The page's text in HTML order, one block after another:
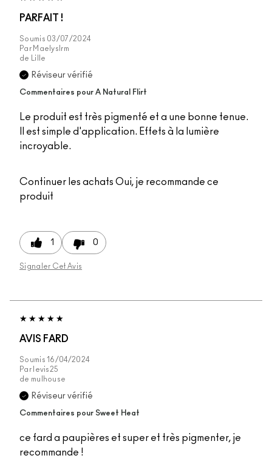
PARFAIT !
Soumis 03/07/2024
Par Maelyslrm
de
Lille
Réviseur vérifié
Commentaires pour A Natural Flirt
Le produit est très pigmenté et a une bonne tenue.
Il est simple d'application. Effets à la lumière
incroyable.
Continuer les achats Oui, je recommande ce
produit
1 0
Signaler Cet Avis
AVIS FARD
Soumis16/04/2024
Par levis25
de mulhouse
Réviseur vérifié
Commentaires pour Sweet Heat
ce fard a paupières et super et très pigmenter, je
recommande !